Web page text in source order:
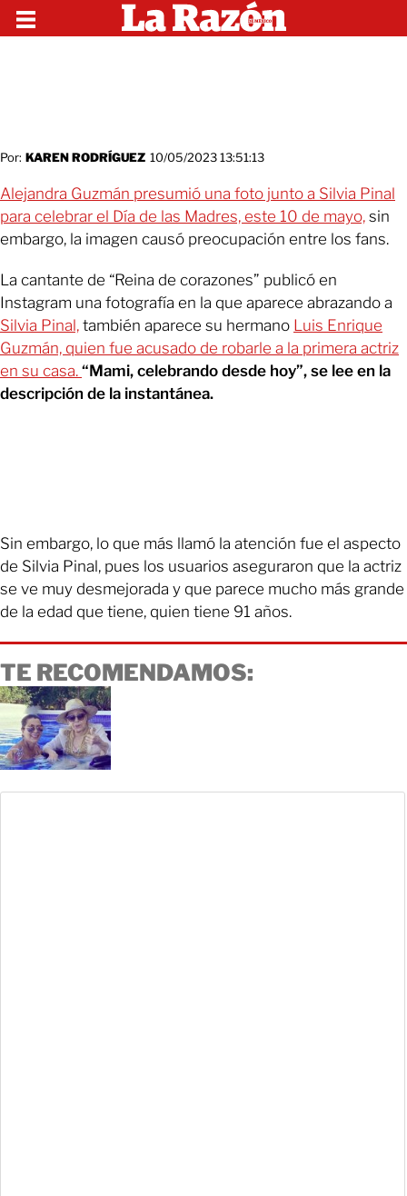
Por: KAREN RODRÍGUEZ 10/05/2023 13:51:13
Alejandra Guzmán presumió una foto junto a Silvia Pinal
para celebrar el Día de las Madres, este 10 de mayo, sin
embargo, la imagen causó preocupación entre los fans.
La cantante de “Reina de corazones” publicó en
Instagram una fotografía en la que aparece abrazando a
Silvia Pinal, también aparece su hermano Luis Enrique
Guzmán, quien fue acusado de robarle a la primera actriz
en su casa. “Mami, celebrando desde hoy”, se lee en la
descripción de la instantánea.
Sin embargo, lo que más llamó la atención fue el aspecto
de Silvia Pinal, pues los usuarios aseguraron que la actriz
se ve muy desmejorada y que parece mucho más grande
de la edad que tiene, quien tiene 91 años.
TE RECOMENDAMOS: